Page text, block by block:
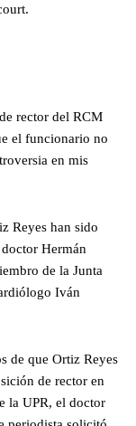
rector del RCM
el funcionario no
en mis
Reyes han sido
Hermán
de la Junta
Iván
de que Ortiz Reyes
de rector en
la UPR, el doctor